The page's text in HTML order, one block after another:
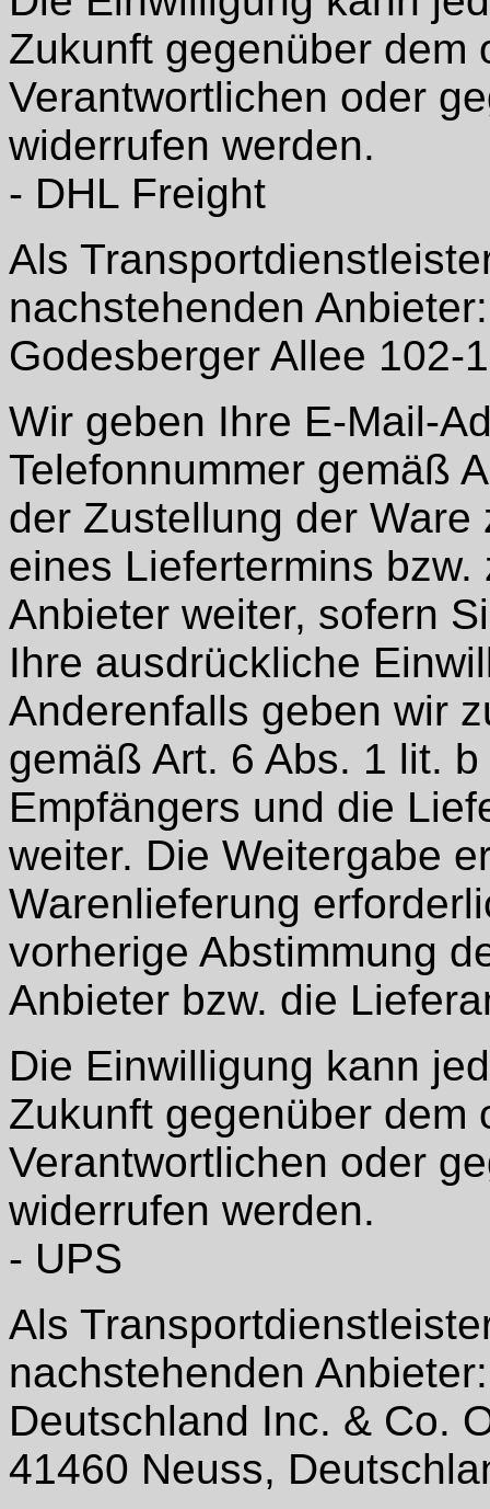
Zukunft gegenüber dem
Verantwortlichen oder
widerrufen werden.
- DHL Freight
Als
nachstehenden
Godesberger Allee 102-
Wir geben Ihre E-Mail-
Telefonnummer gemäß
der Zustellung der
eines Liefertermins
Anbieter weiter, sofern
Ihre ausdrückliche
Anderenfalls geben wir
gemäß Art. 6 Abs. 1 lit.
Empfängers und die
weiter. Die Weitergabe
Warenlieferung
vorherige Abstimmung
Anbieter bzw. die
Die Einwilligung kann
Zukunft gegenüber dem
Verantwortlichen oder
widerrufen werden.
- UPS
Als
nachstehenden
Deutschland Inc. & Co.
41460 Neuss,